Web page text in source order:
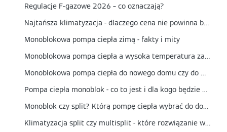
Regulacje F-gazowe 2026 – co oznaczają?
Najtańsza klimatyzacja - dlaczego cena nie powinna być jedynym kryterium wyboru?
Monoblokowa pompa ciepła zimą - fakty i mity
Monoblokowa pompa ciepła a wysoka temperatura zasilania - czy nadaje się do grzejników?
Monoblokowa pompa ciepła do nowego domu czy do modernizacji? Kiedy to najlepszy wybór?
Pompa ciepła monoblok - co to jest i dla kogo będzie najlepszym wyborem?
Monoblok czy split? Którą pompę ciepła wybrać do domu?
Klimatyzacja split czy multisplit - które rozwiązanie wybrać?